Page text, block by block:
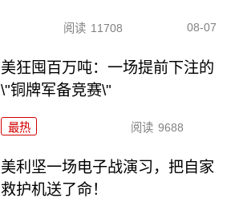
阅读 11708 08-07
美狂囤百万吨：一场提前下注的
\"铜牌军备竞赛\"
最热 阅读 9688
美利坚一场电子战演习，把自家
救护机送了命！